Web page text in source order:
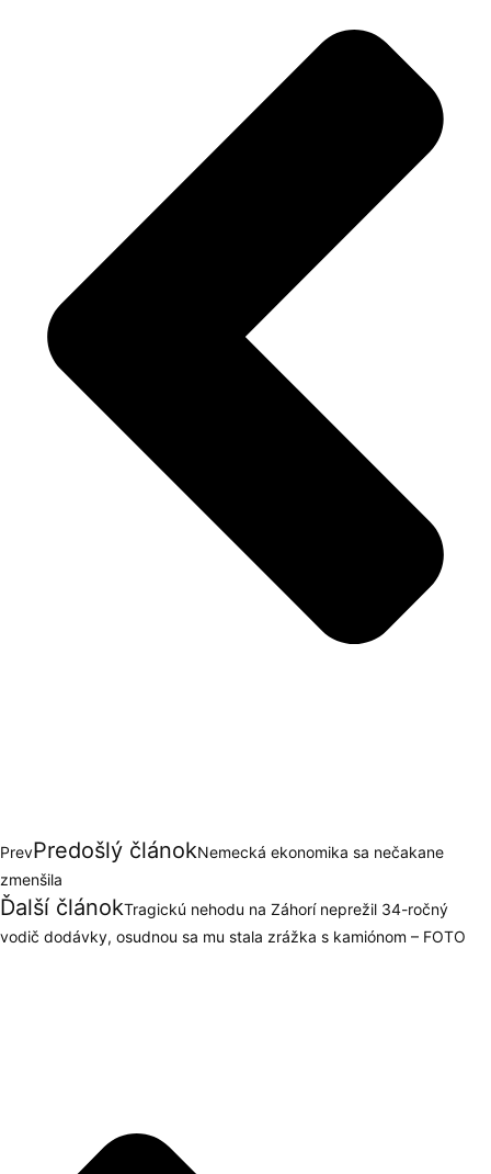
PrevPredošlý článokNemecká ekonomika sa nečakane
zmenšila
Ďalší článokTragickú nehodu na Záhorí neprežil 34-ročný
vodič dodávky, osudnou sa mu stala zrážka s kamiónom – FOTO